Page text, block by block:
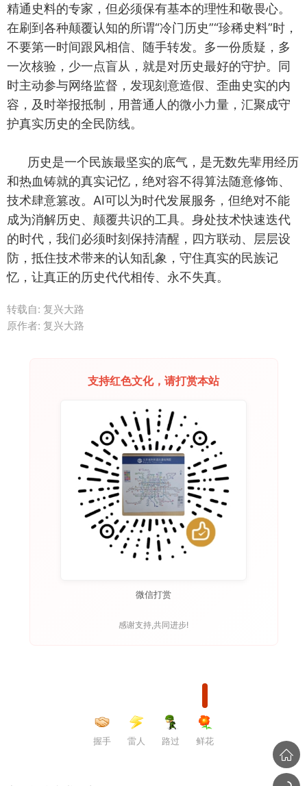
精通史料的专家，但必须保有基本的理性和敬畏心。
在刷到各种颠覆认知的所谓“冷门历史”“珍稀史料”时，
不要第一时间跟风相信、随手转发。多一份质疑，多
一次核验，少一点盲从，就是对历史最好的守护。同
时主动参与网络监督，发现刻意造假、歪曲史实的内
容，及时举报抵制，用普通人的微小力量，汇聚成守
护真实历史的全民防线。
历史是一个民族最坚实的底气，是无数先辈用经历
和热血铸就的真实记忆，绝对容不得算法随意修饰、
技术肆意篡改。AI可以为时代发展服务，但绝对不能
成为消解历史、颠覆共识的工具。身处技术快速迭代
的时代，我们必须时刻保持清醒，四方联动、层层设
防，抵住技术带来的认知乱象，守住真实的民族记
忆，让真正的历史代代相传、永不失真。
转载自: 复兴大路
原作者: 复兴大路
支持红色文化，请打赏本站
微信打赏
感谢支持,共同进步!
握手 雷人 路过 鲜花